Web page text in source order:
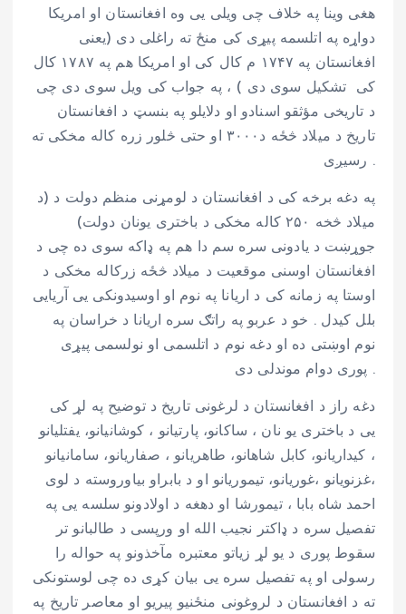
هغی وینا په خلاف چی ویلی یی وه افغانستان او امریکا
دواړه په اتلسمه پیړی کی منځ ته راغلی دی (یعنی
افغانستان په ۱۷۴۷ م کال کی او امریکا هم په ۱۷۸۷ کال
کی تشکیل سوی دی ) ، په جواب کی ویل سوی دی چی
د تاریخی مؤثقو اسنادو او دلایلو په بنسټ د افغانستان
تاریخ د میلاد څځه د۳۰۰۰ او حتی څلور زره کاله مخکی ته
رسیږی .
په دغه برخه کی د افغانستان د لومړنی منظم دولت د (د
میلاد څخه ۲۵۰ کاله مخکی د باختری یونان دولت)
جوړښت د یادونی سره سم دا هم په ډاکه سوی ده چی د
افغانستان اوسنی موقعیت د میلاد څځه زرکاله مخکی د
اوستا په زمانه کی د اریانا په نوم او اوسیدونکی یی آریایی
بلل کیدل . خو د عربو په راتګ سره اریانا د خراسان په
نوم اوښتی ده او دغه نوم د اتلسمی او نولسمی پیړی
پوری دوام موندلی دی .
دغه راز د افغانستان د لرغونی تاریخ د توضیح په لړ کی
یی د باختری یو نان ، ساکانو، پارتیانو ، کوشانیانو، یفتلیانو
، کیداریانو، کابل شاهانو، طاهریانو ، صفاریانو، سامانیانو
،غزنویانو ،غوریانو، تیموریانو او د بابراو بیاوروسته د لوی
احمد شاه بابا ، تیمورشا او دهغه د اولادونو سلسه یی په
تفصیل سره د ډاکتر نجیب الله او ورپسی د طالبانو تر
سقوط پوری د یو لړ زیاتو معتبره مآخذونو په حواله را
رسولی او په تفصیل سره یی بیان کړی ده چی لوستونکی
ته د افغانستان د لروغونی منځنیو پیریو او معاصر تاریخ په